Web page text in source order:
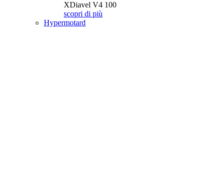
XDiavel V4 100
scopri di più
Hypermotard